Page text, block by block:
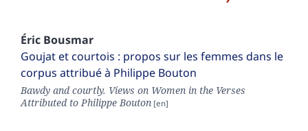
Éric Bousmar
Goujat et courtois : propos sur les femmes dans le
corpus attribué à Philippe Bouton
Bawdy and courtly. Views on Women in the Verses
Attributed to Philippe Bouton